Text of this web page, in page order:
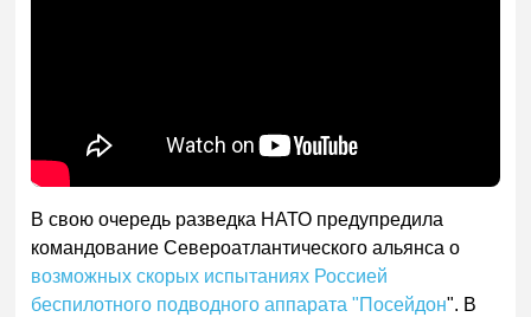
В свою очередь разведка НАТО предупредила
командование Североатлантического альянса о
возможных скорых испытаниях Россией
беспилотного подводного аппарата "Посейдон". В